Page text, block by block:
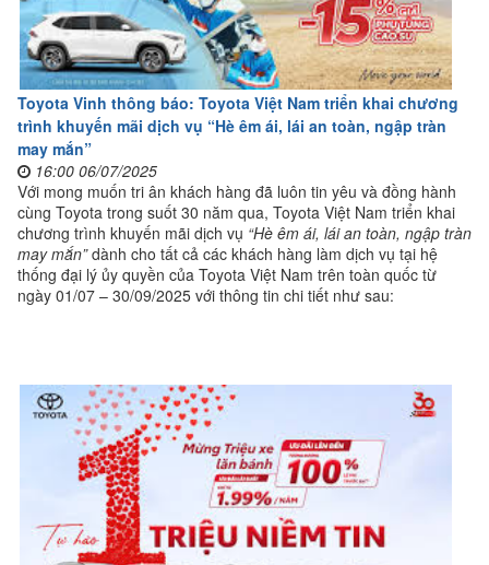
Toyota Vinh thông báo: Toyota Việt Nam triển khai chương
trình khuyến mãi dịch vụ “Hè êm ái, lái an toàn, ngập tràn
may mắn”
16:00 06/07/2025
Với mong muốn tri ân khách hàng đã luôn tin yêu và đồng hành
cùng Toyota trong suốt 30 năm qua, Toyota Việt Nam triển khai
chương trình khuyến mãi dịch vụ “Hè êm ái, lái an toàn, ngập tràn
may mắn”dành cho tất cả các khách hàng làm dịch vụ tại hệ
thống đại lý ủy quyền của Toyota Việt Nam trên toàn quốc từ
ngày 01/07 – 30/09/2025 với thông tin chi tiết như sau: